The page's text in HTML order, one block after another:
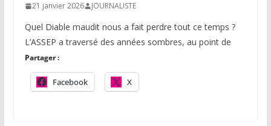
21 janvier 2026 JOURNALISTE
Quel Diable maudit nous a fait perdre tout ce temps ?
L’ASSEP a traversé des années sombres, au point de
Partager :
Facebook X